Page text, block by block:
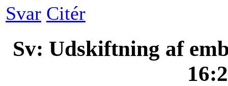
Svar Citér
Sv: Udskiftning af